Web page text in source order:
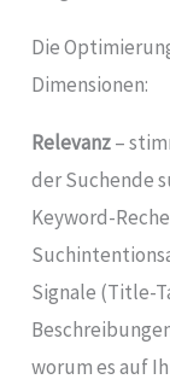
Die
Dimensionen:
Relevanz–
der Suchende
Keyword-
Signale (Title-
worum es auf